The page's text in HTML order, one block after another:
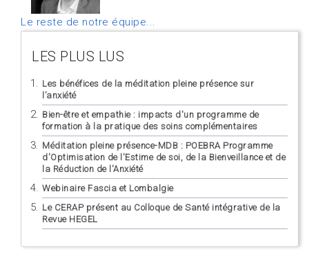
Le reste de notre équipe...
LES PLUS LUS
Les bénéfices de la méditation pleine présence sur
l’anxiété
Bien-être et empathie : impacts d'un programme de
formation à la pratique des soins complémentaires
Méditation pleine présence-MDB : POEBRA Programme
d'Optimisation de l'Estime de soi, de la Bienveillance et de
la Réduction de l'Anxiété
Webinaire Fascia et Lombalgie
Le CERAP présent au Colloque de Santé intégrative de la
Revue HEGEL